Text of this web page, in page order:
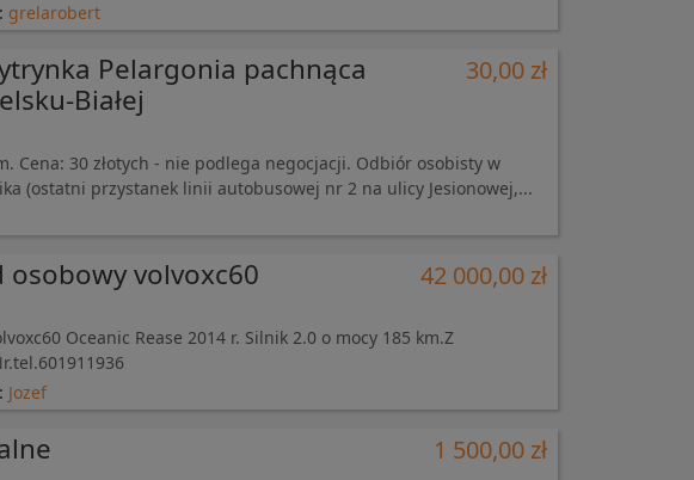
grelarobert
Pelargonia pachnąca
Białej
30,00 zł
Cena: 30 złotych - nie podlega negocjacji. Odbiór osobisty w
(ostatni przystanek linii autobusowej nr 2 na ulicy Jesionowej,...
osobowy volvoxc60 42 000,00 zł
Oceanic Rease 2014 r. Silnik 2.0 o mocy 185 km.Z
Jozef
1 500,00 zł